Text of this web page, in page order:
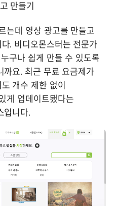
만들기
는데 영상 광고를 만들고
. 비디오몬스터는 전문가
구나 쉽게 만들 수 있도록
까요. 최근 무료 요금제가
개수 제한 없이
게 업데이트됐다는